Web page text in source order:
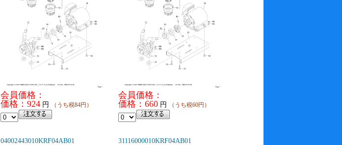
会員価格：
価格：924 円 （うち税84円）
会員価格：
価格：660 円 （うち税60円）
04002443010KRF04AB01
31116000010KRF04AB01